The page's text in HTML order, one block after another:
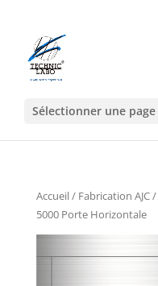
Sélectionner une page
Accueil/ Fabrication AJC/
5000 Porte Horizontale